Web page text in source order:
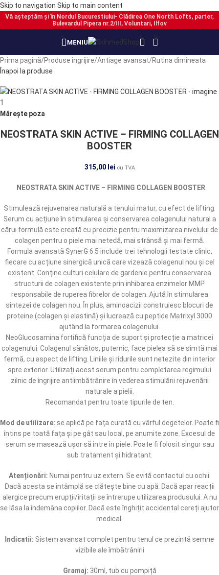
Skip to navigation Skip to main content
Vă așteptăm și în Nordul Bucurestiului- Clădirea One North Lofts, parter,
Bulevardul Pipera nr.2/III, Voluntari, Ilfov
MENIU
Prima pagină/Produse îngrijire/Antiage avansat/Rutina dimineata
Înapoi la produse
Mărește poza
NEOSTRATA SKIN ACTIVE – FIRMING COLLAGEN
BOOSTER
315,00 lei cu TVA
NEOSTRATA SKIN ACTIVE – FIRMING COLLAGEN BOOSTER
Stimulează rejuvenarea naturală a tenului matur, cu efect de lifting.
Serum cu acțiune în stimularea și conservarea colagenului natural a
cărui formulă este creată cu precizie pentru maximizarea nivelului de
colagen pentru o piele mai netedă, mai strânsă și mai fermă.
Formula avansată SynerG 6.5 include trei tehnologii testate clinic,
fiecare cu acțiune sinergică unică care vizează colagenul nou și cel
existent. Conține culturi celulare de gardenie pentru conservarea
structurii de colagen existente prin inhibarea enzimelor MMP
responsabile de ruperea fibrelor de colagen. Ajută în stimularea
sintezei de colagen nou. În plus, aminoacizii construiesc blocuri de
proteine (colagen și elastină) și lucrează cu peptide Matrixyl 3000
ajutând la formarea colagenului.
NeoGlucosamina fortifică funcția de suport și protecție a matricei
colagenului. Colagenul sănătos, puternic, face pielea să se simtă mai
fermă, cu aspect de lifting. Liniile și ridurile sunt netezite din interior
spre exterior. Utilizați acest serum pentru completarea regimului
zilnic de îngrijire antiîmbătrânire în vederea stimulării rejuvenării
naturale a pielii.
Recomandat pentru toate tipurile de ten.
Mod de utilizare: se aplică pe fața curată cu vârful degetelor. Poate fi
întins pe toată fața și pe gât sau local, pe anumite zone. Excesul de
serum se masează ușor să intre în piele. Poate fi folosit singur sau
sub tratament și hidratant.
Atenționări: Numai pentru uz extern. Se evită contactul cu ochii.
Dacă acesta se întâmplă se clătește bine cu apă. Dacă apar reacții
alergice precum erupții/iritații se întrerupe utilizarea produsului. A nu
se lăsa la îndemâna copiilor. Dacă este înghițit accidental cereți ajutor
medical.
Indicatii: Sistem avansat complet pentru tenul ce prezintă semne
vizibile ale îmbătrânirii
Gramaj: 30ml, tub cu pompiță